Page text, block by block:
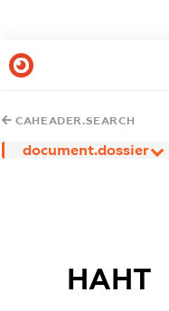
CAHEADER.SEARCH
document.dossier
НАНТ